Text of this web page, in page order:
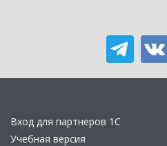
Вход для партнеров 1С
Учебная версия